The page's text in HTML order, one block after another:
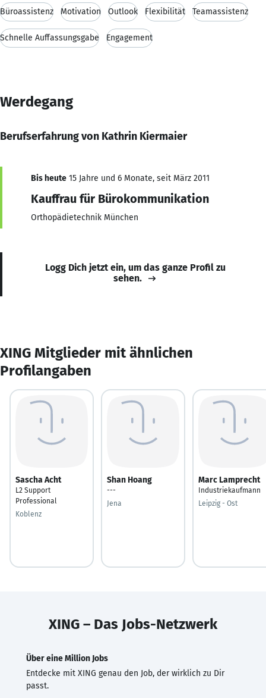
Büroassistenz Motivation Outlook Flexibilität Teamassistenz
Schnelle Auffassungsgabe Engagement
Werdegang
Berufserfahrung von Kathrin Kiermaier
Bis heute 15 Jahre und 6 Monate, seit März 2011
Kauffrau für Bürokommunikation
Orthopädietechnik München
Logg Dich jetzt ein, um das ganze Profil zu
sehen.
XING Mitglieder mit ähnlichen
Profilangaben
Sascha Acht
L2 Support
Professional
Koblenz
Shan Hoang
---
Jena
Marc Lamprecht
Industriekaufmann
Leipzig - Ost
XING – Das Jobs-Netzwerk
Über eine Million Jobs
Entdecke mit XING genau den Job, der wirklich zu Dir
passt.